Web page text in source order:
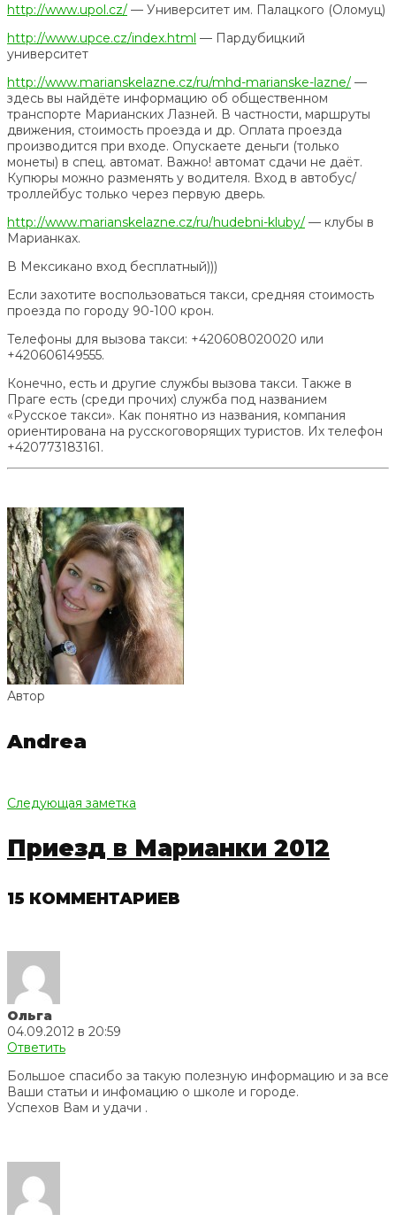
http://www.upol.cz/ — Университет им. Палацкого (Оломуц)
http://www.upce.cz/index.html — Пардубицкий
университет
http://www.marianskelazne.cz/ru/mhd-marianske-lazne/ —
здесь вы найдёте информацию об общественном
транспорте Марианских Лазней. В частности, маршруты
движения, стоимость проезда и др. Оплата проезда
производится при входе. Опускаете деньги (только
монеты) в спец. автомат. Важно! автомат сдачи не даёт.
Купюры можно разменять у водителя. Вход в автобус/
троллейбус только через первую дверь.
http://www.marianskelazne.cz/ru/hudebni-kluby/ — клубы в
Марианках.
В Мексикано вход бесплатный)))
Если захотите воспользоваться такси, средняя стоимость
проезда по городу 90-100 крон.
Телефоны для вызова такси: +420608020020 или
+420606149555.
Конечно, есть и другие службы вызова такси. Также в
Праге есть (среди прочих) служба под названием
«Русское такси». Как понятно из названия, компания
ориентирована на русскоговорящих туристов. Их телефон
+420773183161.
Автор
Andrea
Следующая заметка
Приезд в Марианки 2012
15 КОММЕНТАРИЕВ
Ольга
04.09.2012 в 20:59
Ответить
Большое спасибо за такую полезную информацию и за все
Ваши статьи и инфомацию о школе и городе.
Успехов Вам и удачи .